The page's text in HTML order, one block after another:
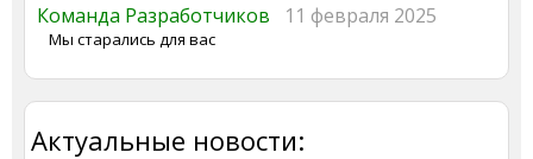
Команда Разработчиков 11 февраля 2025
Мы старались для вас
Актуальные новости: